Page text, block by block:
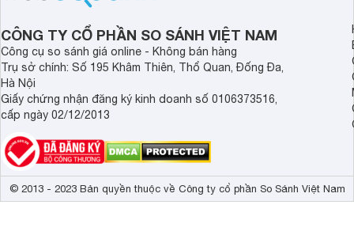
CÔNG TY CỔ PHẦN SO SÁNH VIỆT NAM
Công cụ so sánh giá online - Không bán hàng
Trụ sở chính: Số 195 Khâm Thiên, Thổ Quan, Đống Đa,
Hà Nội
Giấy chứng nhận đăng ký kinh doanh số 0106373516,
cấp ngày 02/12/2013
© 2013 - 2023 Bản quyền thuộc về Công ty cổ phần So Sánh Việt Nam